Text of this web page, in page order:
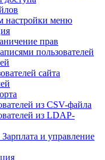
настройки меню
прав
пользователей
сайта
из CSV-файла
из LDAP-
и управление